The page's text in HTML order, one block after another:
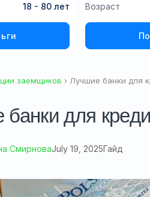
18 - 80 лет
Возраст
заемщиков › Лучшие банки для
для
СмирноваJuly 19, 2025Гайд